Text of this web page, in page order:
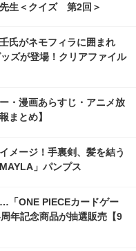
生＜クイズ 第2回＞
氏がネモフィラに囲まれ
ズが登場！クリアファイル
・漫画あらすじ・アニメ放
まとめ】
メージ！手裏剣、髪を結う
」パンプス
「ONE PIECEカードゲー
年記念商品が抽選販売【9